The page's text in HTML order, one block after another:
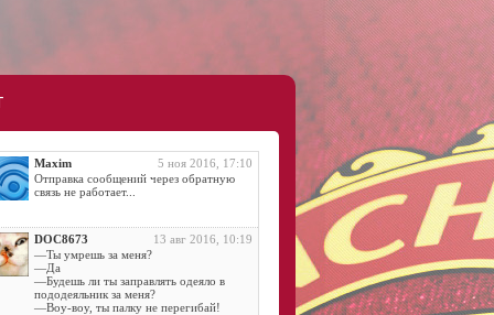
Maxim
5 ноя 2016, 17:10
Отправка сообщений через обратную
связь не работает...
DOC8673
13 авг 2016, 10:19
—Ты умрешь за меня?
—Да
—Будешь ли ты заправлять одеяло в
пододеяльник за меня?
—Воу-воу, ты палку не перегибай!